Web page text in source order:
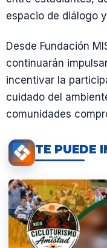
espacio de diálogo
Desde Fundación
continuarán
incentivar la
cuidado del
comunidades
TE PUEDE